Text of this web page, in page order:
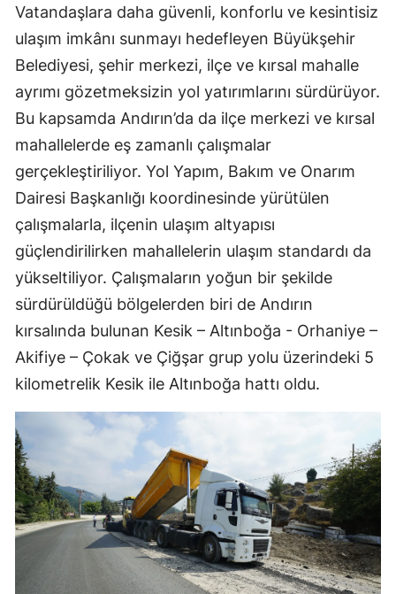
Vatandaşlara daha güvenli, konforlu ve kesintisiz
ulaşım imkânı sunmayı hedefleyen Büyükşehir
Belediyesi, şehir merkezi, ilçe ve kırsal mahalle
ayrımı gözetmeksizin yol yatırımlarını sürdürüyor.
Bu kapsamda Andırın’da da ilçe merkezi ve kırsal
mahallelerde eş zamanlı çalışmalar
gerçekleştiriliyor. Yol Yapım, Bakım ve Onarım
Dairesi Başkanlığı koordinesinde yürütülen
çalışmalarla, ilçenin ulaşım altyapısı
güçlendirilirken mahallelerin ulaşım standardı da
yükseltiliyor. Çalışmaların yoğun bir şekilde
sürdürüldüğü bölgelerden biri de Andırın
kırsalında bulunan Kesik – Altınboğa - Orhaniye –
Akifiye – Çokak ve Çiğşar grup yolu üzerindeki 5
kilometrelik Kesik ile Altınboğa hattı oldu.